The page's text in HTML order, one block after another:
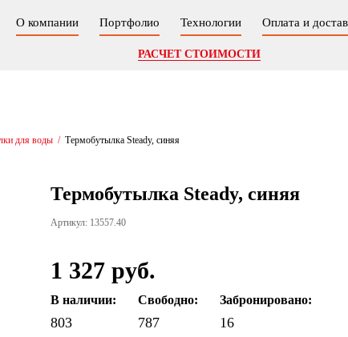
О компании Портфолио Технологии Оплата и
РАСЧЕТ СТОИМОСТИ
для воды / Термобутылка Steady, синяя
Термобутылка Steady, синяя
Артикул: 13557.40
1 327 руб.
В наличии:
803
Свободно:
787
Забронировано:
16